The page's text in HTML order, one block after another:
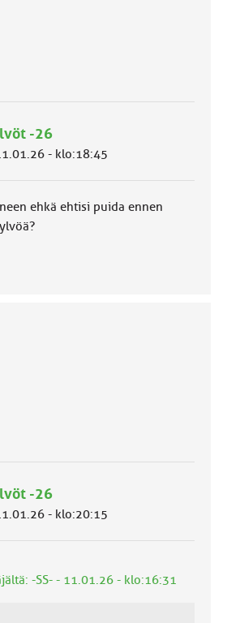
-26
- klo:18:45
ehkä ehtisi puida ennen
-26
- klo:20:15
-SS- - 11.01.26 - klo:16:31